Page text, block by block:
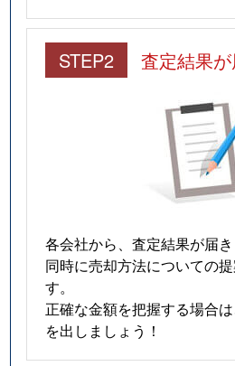
STEP2 査定結果が
各会社から、査定結果が届き
同時に売却方法についての
す。
正確な金額を把握する場合
を出しましょう！